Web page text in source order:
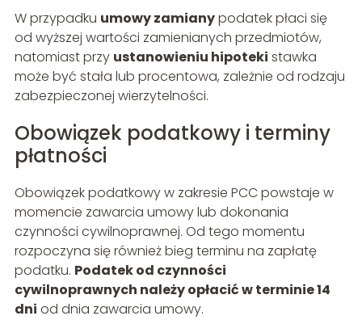
W przypadku umowy zamianypodatek płaci się
od wyższej wartości zamienianych przedmiotów,
natomiast przy ustanowieniu hipoteki stawka
może być stała lub procentowa, zależnie od rodzaju
zabezpieczonej wierzytelności.
Obowiązek podatkowy i terminy
płatności
Obowiązek podatkowy w zakresie PCC powstaje w
momencie zawarcia umowy lub dokonania
czynności cywilnoprawnej. Od tego momentu
rozpoczyna się również bieg terminu na zapłatę
podatku. Podatek od czynności
cywilnoprawnych należy opłacić w terminie 14
dni od dnia zawarcia umowy.